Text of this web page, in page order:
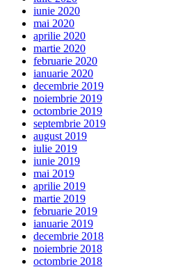
iunie 2020
mai 2020
aprilie 2020
martie 2020
februarie 2020
ianuarie 2020
decembrie 2019
noiembrie 2019
octombrie 2019
septembrie 2019
august 2019
iulie 2019
iunie 2019
mai 2019
aprilie 2019
martie 2019
februarie 2019
ianuarie 2019
decembrie 2018
noiembrie 2018
octombrie 2018